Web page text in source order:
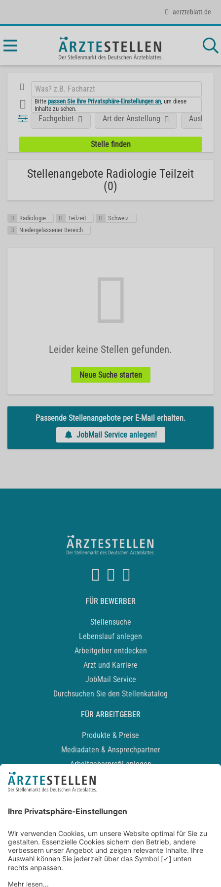
aerzteblatt.de
Bittepassen Sie Ihre Privatsphäre-Einstellungen an , um diese
Inhalte zu sehen.
Fachgebiet Art der Anstellung Ausland
Stellenangebote Radiologie Teilzeit
(0)
Radiologie Teilzeit
Schweiz
Niedergelassener Bereich
Leider keine Stellen gefunden.
Neue Suche starten
Passende Stellenangebote per E-Mail erhalten.
JobMail Service anlegen!
FÜR BEWERBER
Stellensuche
Lebenslauf anlegen
Arbeitgeber entdecken
Arzt und Karriere
JobMail Service
Durchsuchen Sie den Stellenkatalog
FÜR ARBEITGEBER
Produkte & Preise
Mediadaten & Ansprechpartner
Arbeitgeberprofil anlegen
Recruiting-Podcast
Kontakt
Datenschutz
Newsletter